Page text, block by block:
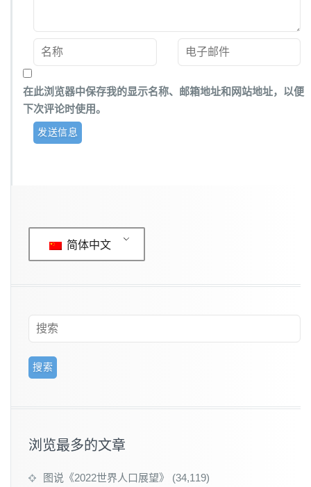
在此浏览器中保存我的显示名称、邮箱地址和网站地址，以便
下次评论时使用。
简体中文
浏览最多的文章
图说《2022世界人口展望》 (34,119)